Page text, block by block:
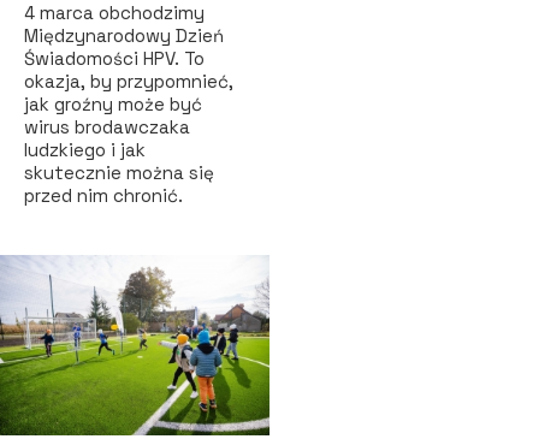
4 marca obchodzimy
Międzynarodowy Dzień
Świadomości HPV. To
okazja, by przypomnieć,
jak groźny może być
wirus brodawczaka
ludzkiego i jak
skutecznie można się
przed nim chronić.